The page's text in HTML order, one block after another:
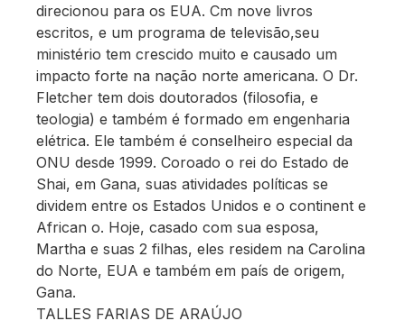
direcionou para os EUA. Cm nove livros
escritos, e um programa de televisão,seu
ministério tem crescido muito e causado um
impacto forte na nação norte americana. O Dr.
Fletcher tem dois doutorados (filosofia, e
teologia) e também é formado em engenharia
elétrica. Ele também é conselheiro especial da
ONU desde 1999. Coroado o rei do Estado de
Shai, em Gana, suas atividades políticas se
dividem entre os Estados Unidos e o continent e
African o. Hoje, casado com sua esposa,
Martha e suas 2 filhas, eles residem na Carolina
do Norte, EUA e também em país de origem,
Gana.
TALLES FARIAS DE ARAÚJO